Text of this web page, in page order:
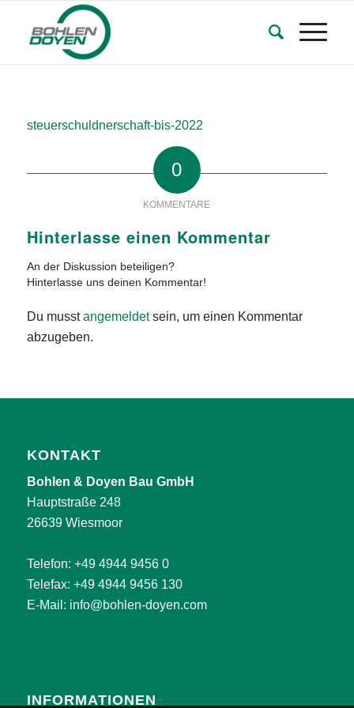
steuerschuldnerschaft-bis-2022
0
KOMMENTARE
Hinterlasse einen Kommentar
An der Diskussion beteiligen?
Hinterlasse uns deinen Kommentar!
Du musstangemeldetsein, um einen Kommentar
abzugeben.
KONTAKT
Bohlen & Doyen Bau GmbH
Hauptstraße 248
26639 Wiesmoor
Telefon: +49 4944 9456 0
Telefax: +49 4944 9456 130
E-Mail: info@bohlen-doyen.com
INFORMATIONEN